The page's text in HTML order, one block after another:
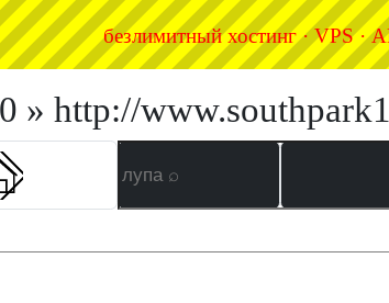
безлимитный хостинг ·
» http://